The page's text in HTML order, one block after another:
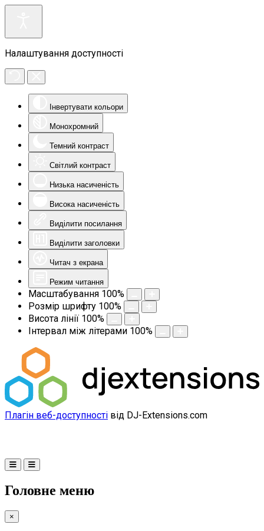
Налаштування доступності
Інвертувати кольори
Монохромний
Темний контраст
Світлий контраст
Низька насиченість
Висока насиченість
Виділити посилання
Виділити заголовки
Читач з екрана
Режим читання
Масштабування 100%
Розмір шрифту 100%
Висота лінії 100%
Інтервал між літерами 100%
Плагін веб-доступності від DJ-Extensions.com
Головне меню
×